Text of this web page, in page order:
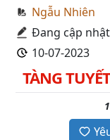
Ngẫu Nhiên
Đang cập nhật
10-07-2023
TÀNG TUYẾT
1